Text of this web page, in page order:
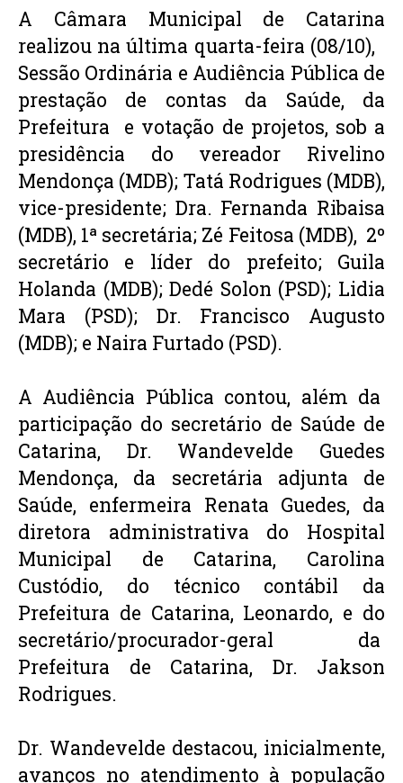
A Câmara Municipal de Catarina
realizou na última quarta-feira (08/10),
Sessão Ordinária e Audiência Pública de
prestação de contas da Saúde, da
Prefeitura  e votação de projetos, sob a
presidência do vereador Rivelino
Mendonça (MDB); Tatá Rodrigues (MDB),
vice-presidente; Dra. Fernanda Ribaisa
(MDB), 1ª secretária; Zé Feitosa (MDB),  2º
secretário e líder do prefeito; Guila
Holanda (MDB); Dedé Solon (PSD); Lidia
Mara (PSD); Dr. Francisco Augusto
(MDB); e Naira Furtado (PSD).
A Audiência Pública contou, além da
participação do secretário de Saúde de
Catarina, Dr. Wandevelde Guedes
Mendonça, da secretária adjunta de
Saúde, enfermeira Renata Guedes, da
diretora administrativa do Hospital
Municipal de Catarina, Carolina
Custódio, do técnico contábil da
Prefeitura de Catarina, Leonardo, e do
secretário/procurador-geral da
Prefeitura de Catarina, Dr. Jakson
Rodrigues.
Dr. Wandevelde destacou, inicialmente,
avanços no atendimento à população